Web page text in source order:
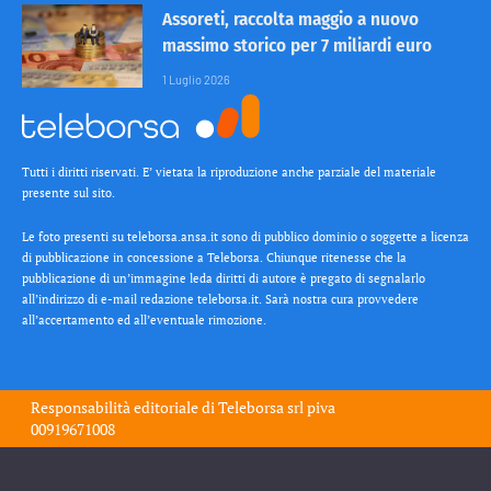
Assoreti, raccolta maggio a nuovo
massimo storico per 7 miliardi euro
1 Luglio 2026
Tutti i diritti riservati. E’ vietata la riproduzione anche parziale del materiale
presente sul sito.
Le foto presenti su teleborsa.ansa.it sono di pubblico dominio o soggette a licenza
di pubblicazione in concessione a Teleborsa. Chiunque ritenesse che la
pubblicazione di un’immagine leda diritti di autore è pregato di segnalarlo
all’indirizzo di e-mail redazione teleborsa.it. Sarà nostra cura provvedere
all’accertamento ed all’eventuale rimozione.
Responsabilità editoriale diTeleborsa srl piva
00919671008